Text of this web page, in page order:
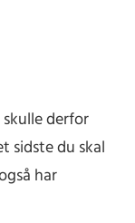
derfor
sidste du skal
har